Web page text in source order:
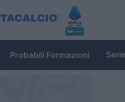
Probabili Formazioni